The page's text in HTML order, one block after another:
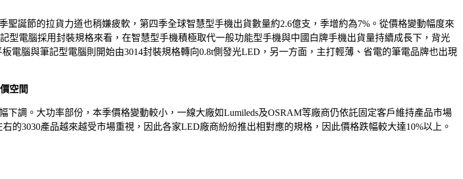
誕節的拉貨力道也稍嫌疲軟，第四季全球智慧型手機出貨數量約2.6億支，季增約為7%。從價格變動幅度來
型電腦採用封裝規格來看，在智慧型手機積極取代一般功能型手機與中國白牌手機出貨量持續成長下，背光
電腦與筆記型電腦則開始由3014封裝規格轉向0.8t側發光LED，另一方面，主打輕薄、省電的筆電品牌也出現
空間
調。大功率部份，本季價格變動較小，一線大廠如Lumileds及OSRAM等廠商仍依託固定客戶維持產品市場
的3030產品越來越受市場重視，因此各家LED廠商紛紛推出相對應的規格，因此價格跌幅較大達10%以上。